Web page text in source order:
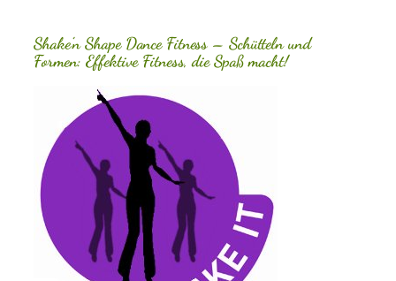
Shake’n Shape Dance Fitness – Schütteln und
Formen: Effektive Fitness, die Spaß macht!